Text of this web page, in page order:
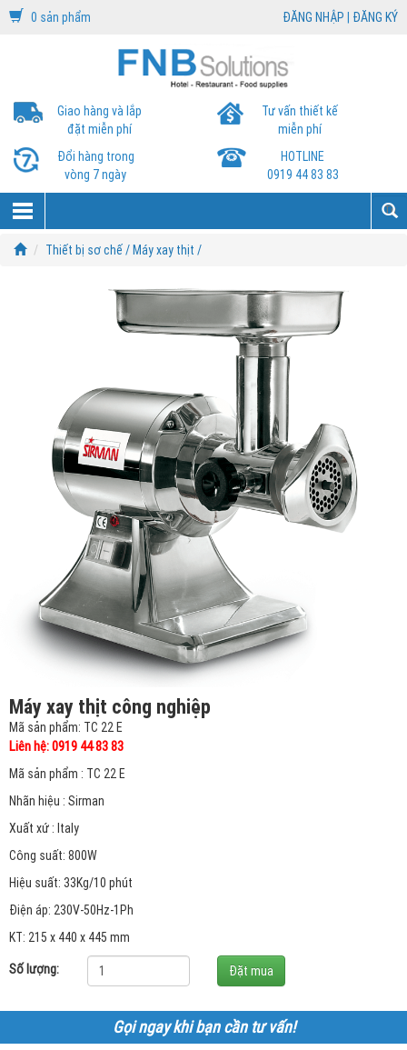
0 sản phẩm ĐĂNG NHẬP | ĐĂNG KÝ
Giao hàng và lắp
đặt miễn phí
Tư vấn thiết kế
miễn phí
Đổi hàng trong
vòng 7 ngày
HOTLINE
0919 44 83 83
Thiết bị sơ chế /Máy xay thịt /
Máy xay thịt công nghiệp
Mã sản phẩm: TC 22 E
Liên hệ: 0919 44 83 83
Mã sản phẩm : TC 22 E
Nhãn hiệu : Sirman
Xuất xứ : Italy
Công suất: 800W
Hiệu suất: 33Kg/10 phút
Điện áp: 230V-50Hz-1Ph
KT: 215 x 440 x 445 mm
Số lượng:
Gọi ngay khi bạn cần tư vấn!